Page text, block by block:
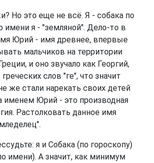
Но это еще не всё. Я - собака по
имени я - "земляной". Дело-то в
Юрий - имя древнее, впервые
мальчиков на территории
и оно звучало как Георгий,
слов "ге", что значит
же стали нарекать своих детей
именем Юрий - это производная
Растолковать данное имя
я и Собака (по гороскопу)
имени). А значит, как минимум